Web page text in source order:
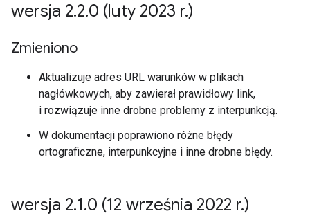
wersja 2.2.0 (luty 2023 r.)
Zmieniono
Aktualizuje adres URL warunków w plikach
nagłówkowych, aby zawierał prawidłowy link,
i rozwiązuje inne drobne problemy z interpunkcją.
W dokumentacji poprawiono różne błędy
ortograficzne, interpunkcyjne i inne drobne błędy.
wersja 2.1.0 (12 września 2022 r.)